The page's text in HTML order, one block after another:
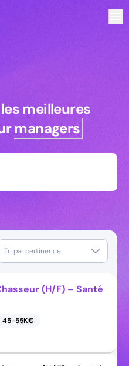
meilleures
meilleures
managers
Tri par pertinence
(H/F) – Santé
45-55K€